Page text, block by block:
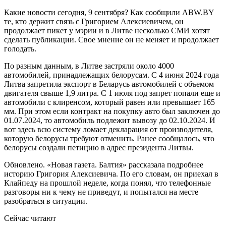
Какие новости сегодня, 9 сентября? Как сообщили ABW.BY
те, кто держит связь с Григорием Алексиевичем, он
продолжает пикет у мэрии и в Литве несколько СМИ хотят
сделать публикации. Свое мнение он не меняет и продолжает
голодать.
По разным данным, в Литве застряли около 4000
автомобилей, принадлежащих белорусам. С 4 июня 2024 года
Литва запретила экспорт в Беларусь автомобилей с объемом
двигателя свыше 1,9 литра. С 1 июля под запрет попали еще и
автомобили с клиренсом, который равен или превышает 165
мм. При этом если контракт на покупку авто был заключен до
01.07.2024, то автомобиль подлежит вывозу до 02.10.2024. И
вот здесь всю систему ломает декларация от производителя,
которую белорусы требуют отменить. Ранее сообщалось, что
белорусы создали петицию в адрес президента Литвы.
Обновлено. «Новая газета. Балтия» рассказала подробнее
историю Григория Алексиевича. По его словам, он приехал в
Клайпеду на прошлой неделе, когда понял, что телефонные
разговоры ни к чему не приведут, и попытался на месте
разобраться в ситуации.
Сейчас читают